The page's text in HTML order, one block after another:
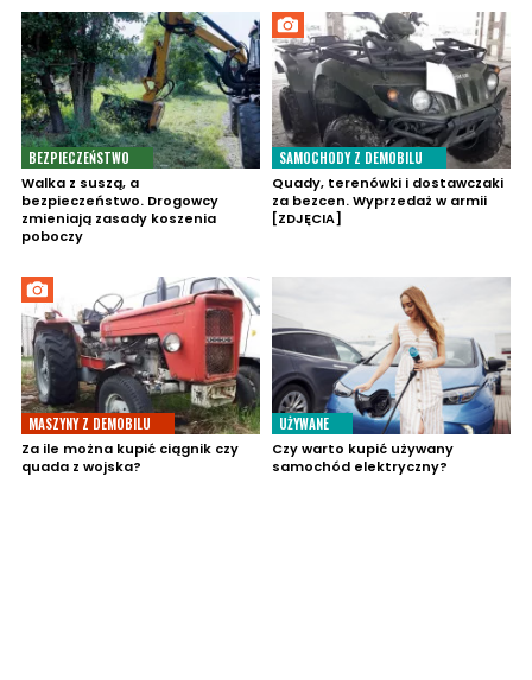
BEZPIECZEŃSTWO
Walka z suszą, a
bezpieczeństwo. Drogowcy
zmieniają zasady koszenia
poboczy
SAMOCHODY Z DEMOBILU
Quady, terenówki i dostawczaki
za bezcen. Wyprzedaż w armii
[ZDJĘCIA]
MASZYNY Z DEMOBILU
Za ile można kupić ciągnik czy
quada z wojska?
UŻYWANE
Czy warto kupić używany
samochód elektryczny?